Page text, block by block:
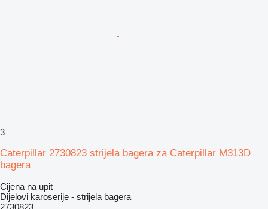
3
Caterpillar 2730823 strijela bagera za Caterpillar M313D
bagera
Cijena na upit
Dijelovi karoserije - strijela bagera
2730823